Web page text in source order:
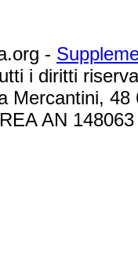
-
i diritti
Mercantini,
AN